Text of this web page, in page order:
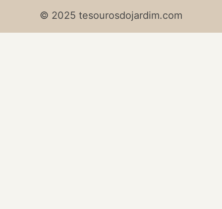
© 2025 tesourosdojardim.com